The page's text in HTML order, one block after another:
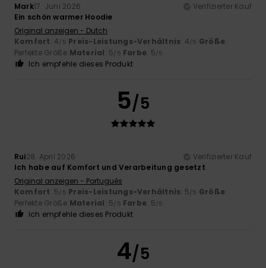
Mark17. Juni 2026
Verifizierter Kauf
Ein schön warmer Hoodie
Original anzeigen - Dutch
Komfort: 4/5 Preis-Leistungs-Verhältnis: 4/5 Größe:
Perfekte Größe Material: 5/5 Farbe: 5/5
Ich empfehle dieses Produkt
5/5
Rui28. April 2026
Verifizierter Kauf
Ich habe auf Komfort und Verarbeitung gesetzt
Original anzeigen - Português
Komfort: 5/5 Preis-Leistungs-Verhältnis: 5/5 Größe:
Perfekte Größe Material: 5/5 Farbe: 5/5
Ich empfehle dieses Produkt
4/5